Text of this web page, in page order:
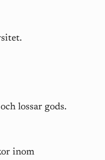
lossar gods.
inom